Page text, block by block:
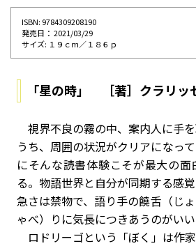
ISBN: 9784309208190
発売⽇： 2021/03/29
サイズ: １９ｃｍ／１８６ｐ
「星の時」 ［著］クラリッ
視界不良の霧の中、案内人に手
うち、周囲の状況がクリアになって
にそんな読書体験こそが最大の
る。物語世界と自分が同期する感
急さは禁物で、語り手の饒舌（じ
ゃべ）りに気長につきあうのがいい
ロドリーゴという「ぼく」は作